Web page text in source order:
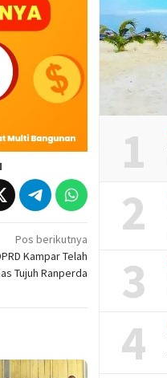
Pos berikutnya
Kampar Telah
Tujuh Ranperda
1
2
3
4